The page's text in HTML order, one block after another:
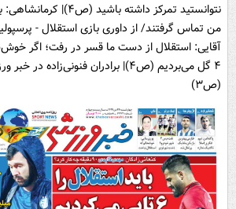
آقایی: استقلال از دست ما قسر در رفت؛ اگر
۴ گل می‌بردیم (ص۴)| برادران فنونی‌زاده
(ص۳)